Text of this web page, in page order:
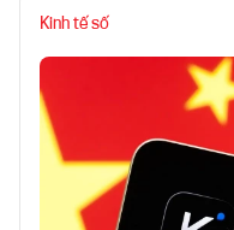
Kinh tế số